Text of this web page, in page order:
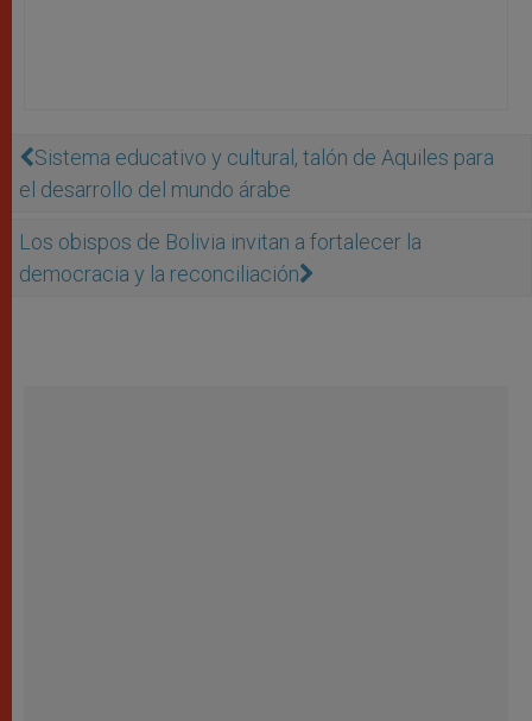
Sistema educativo y cultural, talón de Aquiles para
el desarrollo del mundo árabe
Los obispos de Bolivia invitan a fortalecer la
democracia y la reconciliación